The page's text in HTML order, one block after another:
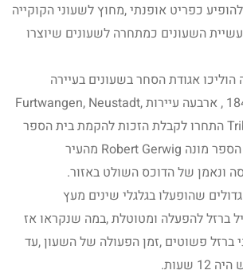
כפריט אופנתי ,מחוץ לשעוני הקוקייה
השעונים כמתחרה לשעונים שיוצרו
אגודת הסחר בשעונים בעיירה
Karlsruhe בשנת 1840 , ארבעה עיירות Furtwangen, Neustadt,
Triberg Vohrenbach התחרו לקבלת הזכות להקמת בית הספר
בשטחן , כמנהל בית הספר מונה Robert Gerwig מהעיר
שהופעלו בגלגלי שינים מעץ
ברזל להפעלה ומטוטלת ,במה שנקראו אז
ברזל פשוטים ,זמן הפעולה של השעון ,עד
שעות.